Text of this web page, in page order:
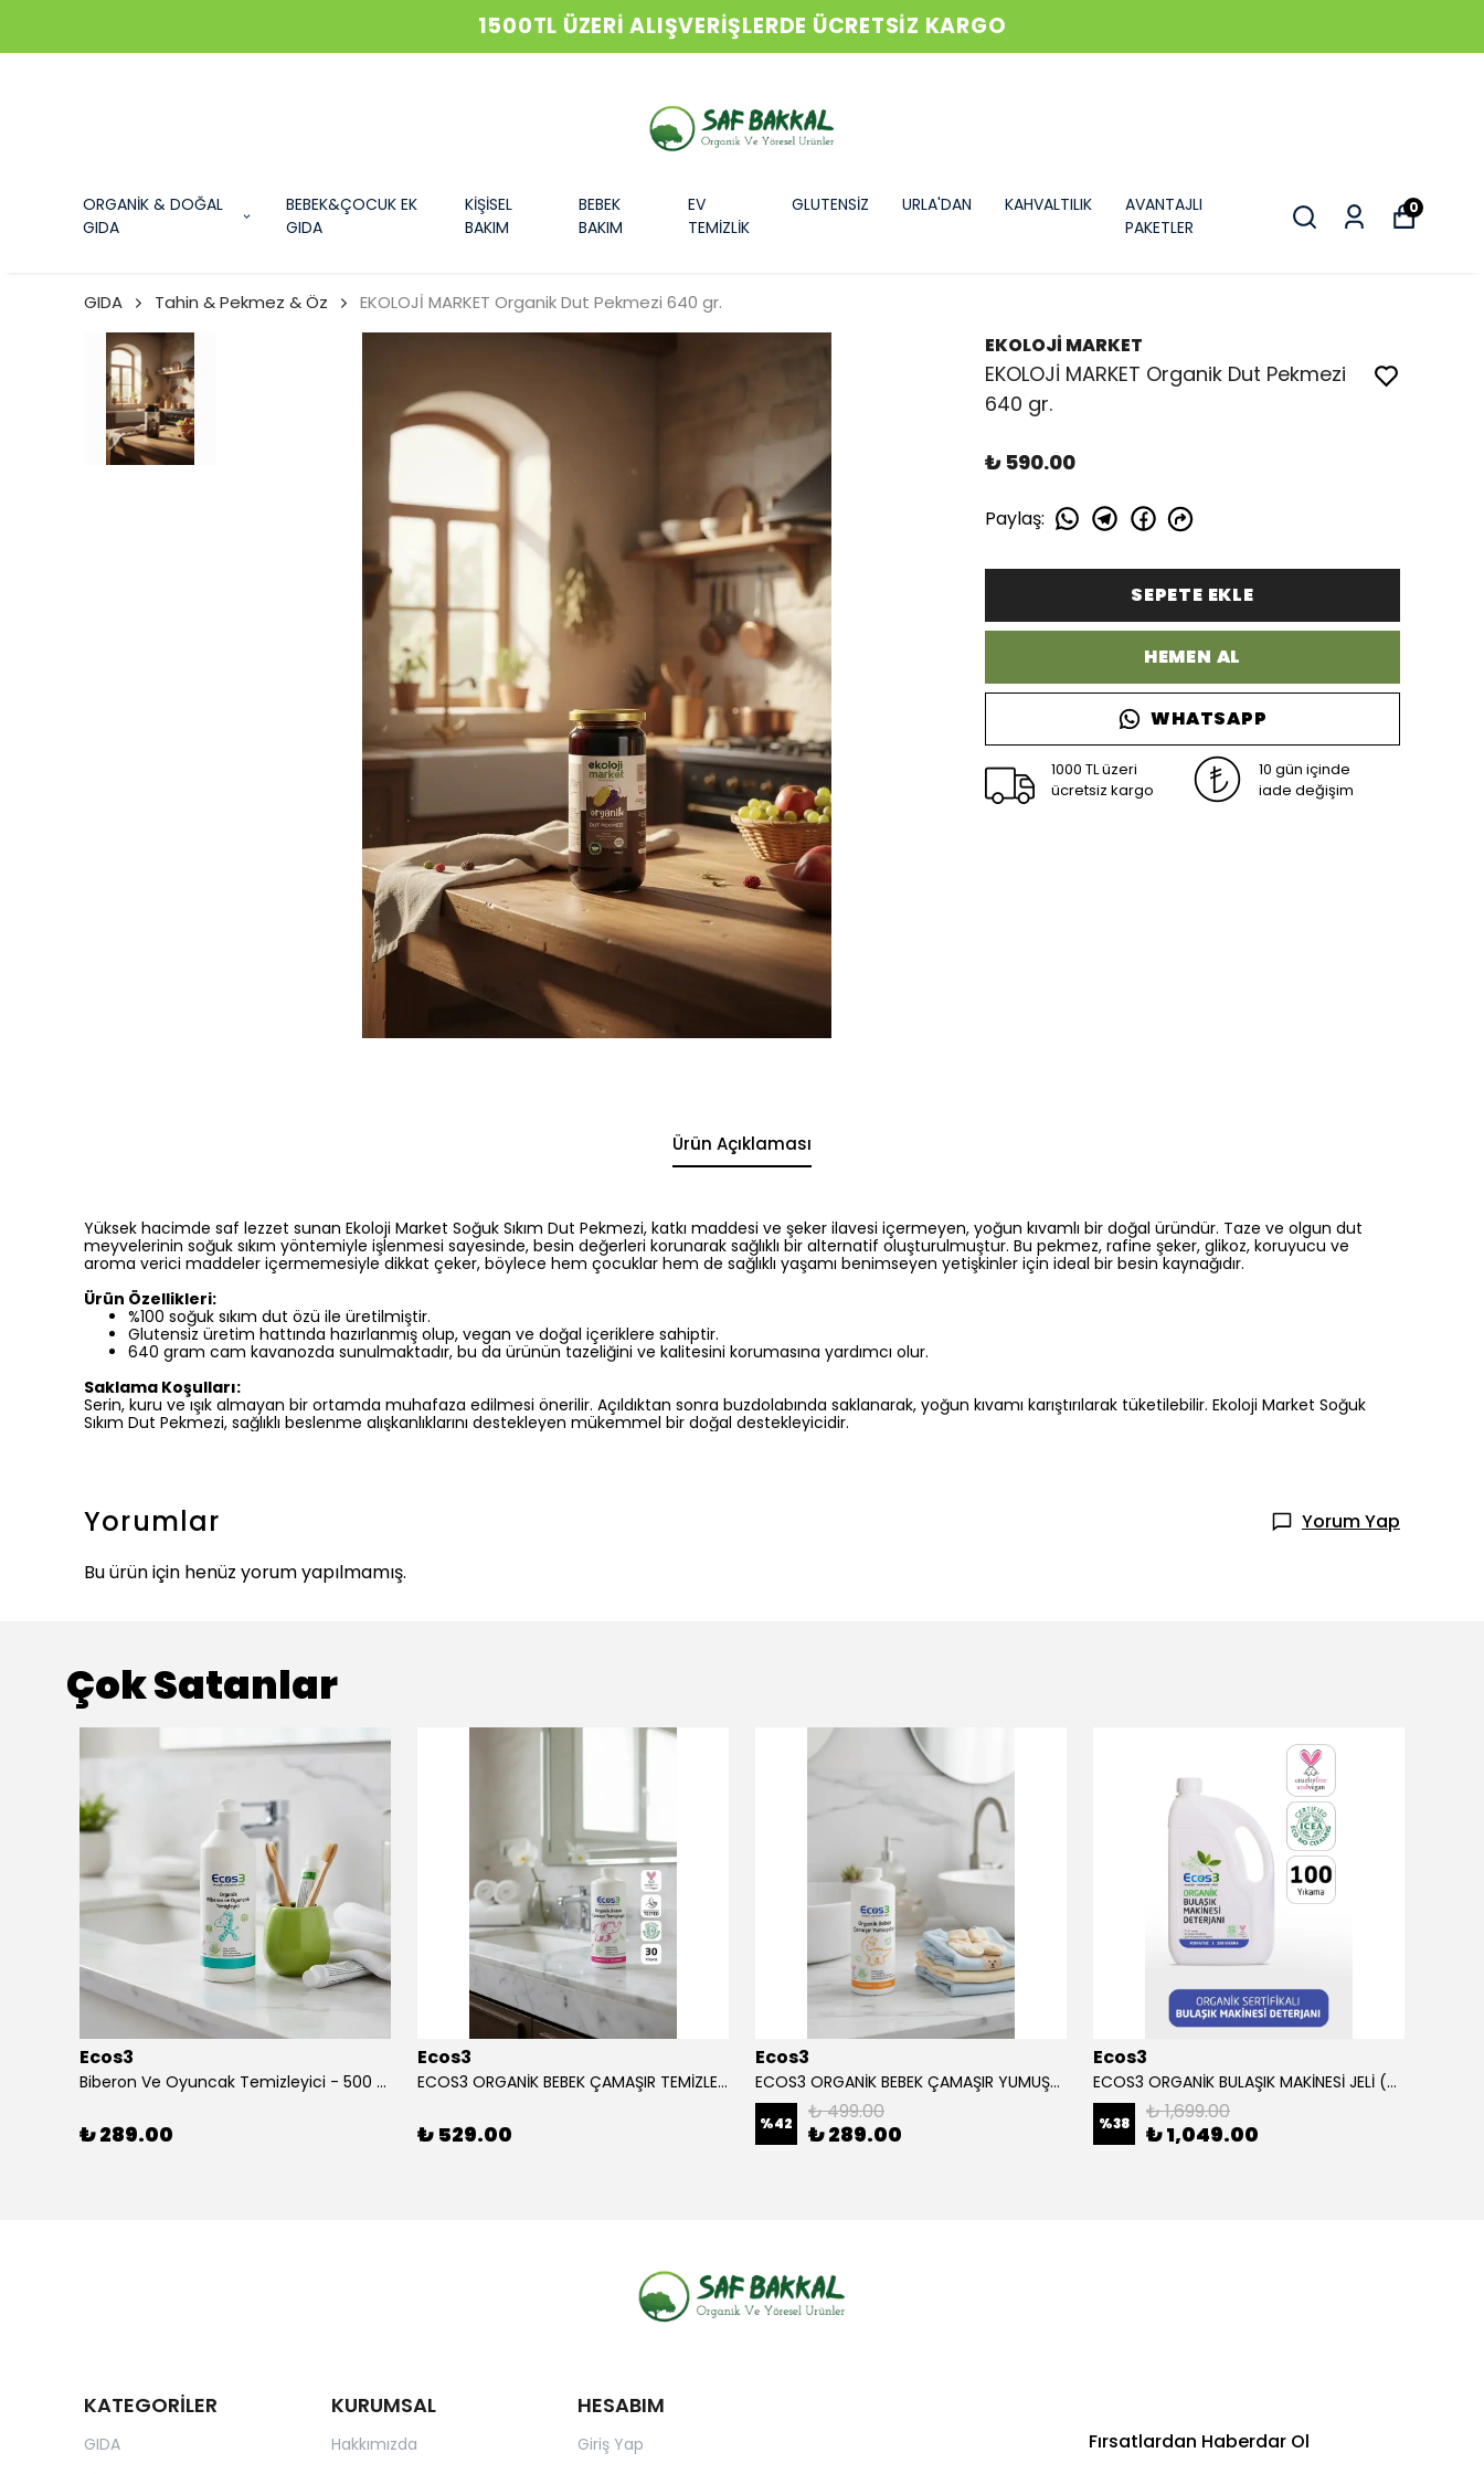
1500TL ÜZERİ ALIŞVERİŞLERDE ÜCRETSİZ KARGO
ORGANİK & DOĞAL
GIDA
BEBEK&ÇOCUK EK
GIDA
KİŞİSEL
BAKIM
BEBEK
BAKIM
EV
TEMİZLİK
GLUTENSİZ URLA'DAN KAHVALTILIK
AVANTAJLI
PAKETLER
0
GIDA Tahin & Pekmez & Öz EKOLOJİ MARKET Organik Dut Pekmezi 640 gr.
EKOLOJİ MARKET
EKOLOJİ MARKET Organik Dut Pekmezi
640 gr.
₺ 590.00
Paylaş:
SEPETE EKLE
HEMEN AL
WHATSAPP
1000 TL üzeri
ücretsiz kargo
10 gün içinde
iade değişim
Ürün Açıklaması
Yüksek hacimde saf lezzet sunan Ekoloji Market Soğuk Sıkım Dut Pekmezi, katkı maddesi ve şeker ilavesi içermeyen, yoğun kıvamlı bir doğal üründür. Taze ve olgun dut
meyvelerinin soğuk sıkım yöntemiyle işlenmesi sayesinde, besin değerleri korunarak sağlıklı bir alternatif oluşturulmuştur. Bu pekmez, rafine şeker, glikoz, koruyucu ve
aroma verici maddeler içermemesiyle dikkat çeker, böylece hem çocuklar hem de sağlıklı yaşamı benimseyen yetişkinler için ideal bir besin kaynağıdır.
Ürün Özellikleri:
%100 soğuk sıkım dut özü ile üretilmiştir.
Glutensiz üretim hattında hazırlanmış olup, vegan ve doğal içeriklere sahiptir.
640 gram cam kavanozda sunulmaktadır, bu da ürünün tazeliğini ve kalitesini korumasına yardımcı olur.
Saklama Koşulları:
Serin, kuru ve ışık almayan bir ortamda muhafaza edilmesi önerilir. Açıldıktan sonra buzdolabında saklanarak, yoğun kıvamı karıştırılarak tüketilebilir. Ekoloji Market Soğuk
Sıkım Dut Pekmezi, sağlıklı beslenme alışkanlıklarını destekleyen mükemmel bir doğal destekleyicidir.
Yorumlar
Yorum Yap
Bu ürün için henüz yorum yapılmamış.
Çok Satanlar
Ecos3
Biberon Ve Oyuncak Temizleyici - 500 ml
₺ 289.00
Ecos3
ECOS3 ORGANİK BEBEK ÇAMAŞIR TEMİZLEYİCİ (1050 ML - 30 Yıkama)
₺ 529.00
Ecos3
ECOS3 ORGANİK BEBEK ÇAMAŞIR YUMUŞATICI (1000 ML - 40 Yıkama)
%42 ₺ 499.00
₺ 289.00
Ecos3
ECOS3 ORGANİK BULAŞIK MAKİNESİ JELİ (2500 ML - 100 Yıkama)
%38 ₺ 1,699.00
₺ 1,049.00
KATEGORİLER
GIDA
KURUMSAL
Hakkımızda
HESABIM
Giriş Yap
Fırsatlardan Haberdar Ol